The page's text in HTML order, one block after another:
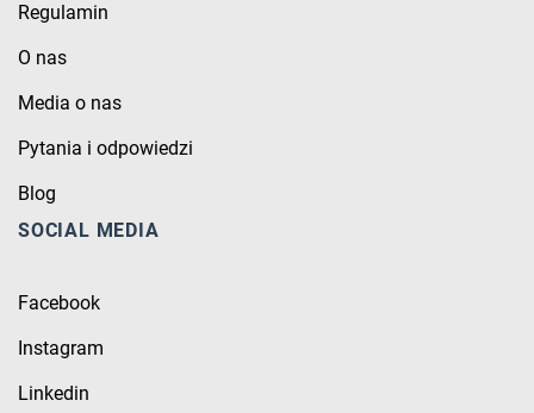
Regulamin
O nas
Media o nas
Pytania i odpowiedzi
Blog
SOCIAL MEDIA
Facebook
Instagram
Linkedin